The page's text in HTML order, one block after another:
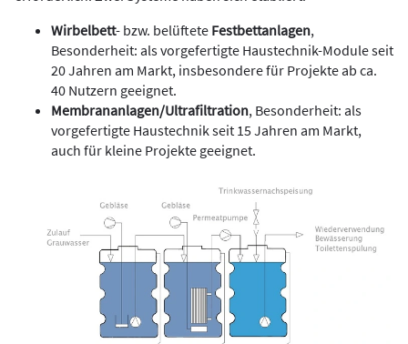
Wirbelbett- bzw. belüftete Festbettanlagen,
Besonderheit: als vorgefertigte Haustechnik-Module seit
20 Jahren am Markt, insbesondere für Projekte ab ca.
40 Nutzern geeignet.
Membrananlagen/Ultrafiltration, Besonderheit: als
vorgefertigte Haustechnik seit 15 Jahren am Markt,
auch für kleine Projekte geeignet.